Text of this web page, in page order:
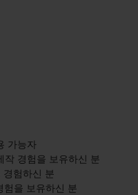
가능자
작 경험을 보유하신 분
경험하신 분
험을 보유하신 분